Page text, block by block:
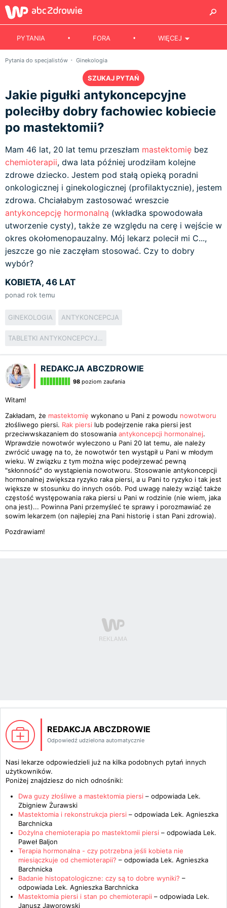
PYTANIA FORA WIĘCEJ
Pytania do specjalistów Ginekologia
SZUKAJ PYTAŃ
Jakie pigułki antykoncepcyjne
poleciłby dobry fachowiec kobiecie
po mastektomii?
Mam 46 lat, 20 lat temu przeszłam mastektomię bez
chemioterapii, dwa lata później urodziłam kolejne
zdrowe dziecko. Jestem pod stałą opieką poradni
onkologicznej i ginekologicznej (profilaktycznie), jestem
zdrowa. Chciałabym zastosować wreszcie
antykoncepcję hormonalną (wkładka spowodowała
utworzenie cysty), także ze względu na cerę i wejście w
okres okołomenopauzalny. Mój lekarz polecił mi C...,
jeszcze go nie zaczęłam stosować. Czy to dobry
wybór?
KOBIETA, 46 LAT
ponad rok temu
GINEKOLOGIA ANTYKONCEPCJA
TABLETKI ANTYKONCEPCYJNE
REDAKCJA ABCZDROWIE
98 poziom zaufania
Witam!
Zakładam, że mastektomię wykonano u Pani z powodu nowotworu
złośliwego piersi. Rak piersi lub podejrzenie raka piersi jest
przeciwwskazaniem do stosowania antykoncepcji hormonalnej.
Wprawdzie nowotwór wyleczono u Pani 20 lat temu, ale należy
zwrócić uwagę na to, że nowotwór ten wystąpił u Pani w młodym
wieku. W związku z tym można więc podejrzewać pewną
"skłonność" do wystąpienia nowotworu. Stosowanie antykoncepcji
hormonalnej zwiększa ryzyko raka piersi, a u Pani to ryzyko i tak jest
większe w stosunku do innych osób. Pod uwagę należy wziąć także
częstość występowania raka piersi u Pani w rodzinie (nie wiem, jaka
ona jest)... Powinna Pani przemyśleć te sprawy i porozmawiać ze
sowim lekarzem (on najlepiej zna Pani historię i stan Pani zdrowia).
Pozdrawiam!
REDAKCJA ABCZDROWIE
Odpowiedź udzielona automatycznie
Nasi lekarze odpowiedzieli już na kilka podobnych pytań innych
użytkowników.
Poniżej znajdziesz do nich odnośniki:
Dwa guzy złośliwe a mastektomia piersi – odpowiada Lek.
Zbigniew Żurawski
Mastektomia i rekonstrukcja piersi – odpowiada Lek. Agnieszka
Barchnicka
Dożylna chemioterapia po mastektomii piersi – odpowiada Lek.
Paweł Baljon
Terapia hormonalna - czy potrzebna jeśli kobieta nie
miesiączkuje od chemioterapii? – odpowiada Lek. Agnieszka
Barchnicka
Badanie histopatologiczne: czy są to dobre wyniki? –
odpowiada Lek. Agnieszka Barchnicka
Mastektomia piersi i stan po chemioterapii – odpowiada Lek.
Janusz Jaworowski